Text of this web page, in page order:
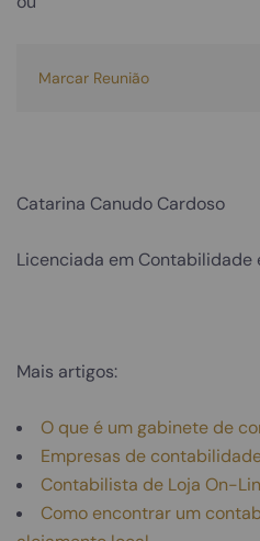
Marcar Reunião
Catarina Canudo Cardoso
Licenciada em Contabilidade
Mais artigos:
O que é um gabinete de
Empresas de
Contabilista de Loja On-
Como encontrar um